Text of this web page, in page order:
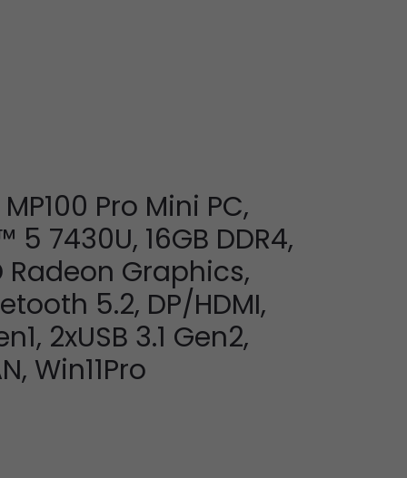
MP100 Pro Mini PC,
5 7430U, 16GB DDR4,
Radeon Graphics,
5.2, DP/HDMI,
2xUSB 3.1 Gen2,
Win11Pro